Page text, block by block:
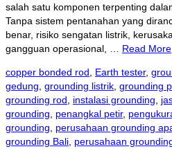
salah satu komponen terpenting
Tanpa sistem pentanahan yang
benar, risiko sengatan listrik,
gangguan operasional, … Read More
copper bonded rod, Earth tester,
gedung, grounding listrik, grounding
grounding rod, instalasi grounding,
grounding, penangkal petir,
grounding, perusahaan grounding
grounding Bali, perusahaan